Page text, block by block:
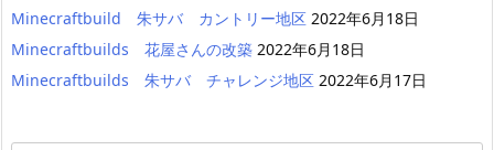
Minecraftbuild 朱サバ カントリー地区 2022年6月18日
Minecraftbuilds 花屋さんの改築 2022年6月18日
Minecraftbuilds 朱サバ チャレンジ地区 2022年6月17日